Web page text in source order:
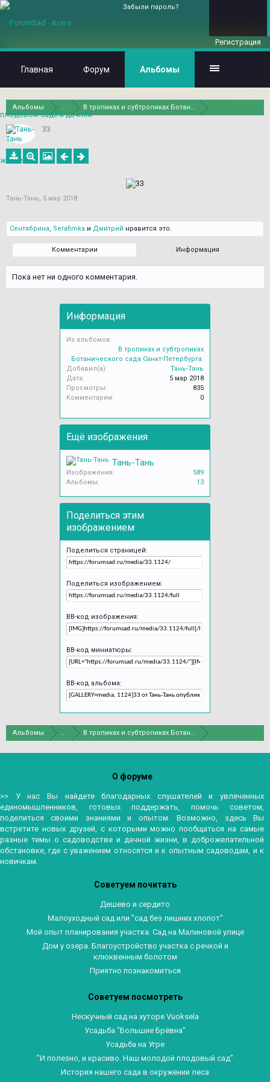
Альбомы ... В тропиках и субтропиках Ботанического сада Санкт-
33
Тань-Тань, 5 мар 2018
Сентябрина, Serafimka и Дмитрий нравится это.
Комментарии Информация
Пока нет ни одного комментария.
Информация
Из альбомов:
В тропиках и субтропиках
Ботанического сада Санкт-Петербурга.
Добавил(а):
Тань-Тань
Дата:
5 мар 2018
Просмотры:
835
Комментарии:
0
Ещё изображения
Тань-Тань
Изображения:
589
Альбомы:
13
Поделиться этим
изображением
Поделиться страницей:
Поделиться изображением:
BB-код изображения:
BB-код миниатюры:
BB-код альбома:
Альбомы ... В тропиках и субтропиках Ботанического сада Санкт-
Забыли пароль?
Регистрация
Главная Форум Альбомы
О форуме
>> У нас Вы найдете благодарных слушателей и увлеченных
единомышленников, готовых поддержать, помочь советом,
поделиться своими знаниями и опытом. Возможно, здесь Вы
встретите новых друзей, с которыми можно пообщаться на самые
разные темы о садоводстве и дачной жизни, в доброжелательной
обстановке, где с уважением относятся и к опытным садоводам, и к
новичкам.
Советуем почитать
Дешево и сердито
Малоуходный сад или "сад без лишних хлопот"
Мой опыт планирования участка. Сад на Малиновой улице
Дом у озера. Благоустройство участка с речкой и
клюквенным болотом
Приятно познакомиться
Советуем посмотреть
Нескучный сад на хуторе Vuoksela
Усадьба "Большие Брёвна"
Усадьба на Угре
"И полезно, и красиво. Наш молодой плодовый сад"
История нашего сада в окружении леса